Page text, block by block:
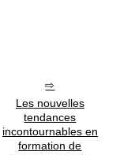
Les nouvelles
tendances
incontournables en
formation de